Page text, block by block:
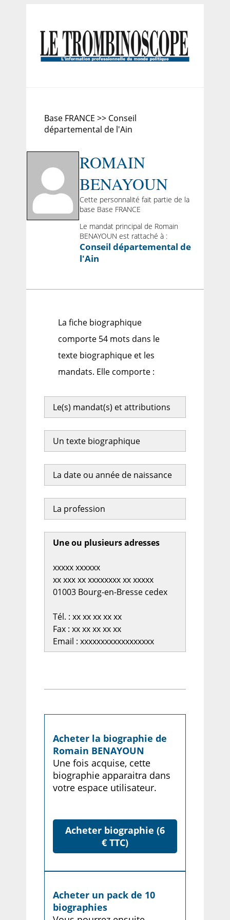
Base FRANCE >> Conseil
départemental de l'Ain
ROMAIN
BENAYOUN
Cette personnalité fait partie de la
base Base FRANCE
Le mandat principal de Romain
BENAYOUN est rattaché à :
Conseil départemental de
l'Ain
La fiche biographique
comporte 54 mots dans le
texte biographique et les
mandats. Elle comporte :
Le(s) mandat(s) et attributions
Un texte biographique
La date ou année de naissance
La profession
Une ou plusieurs adresses
xxxxx xxxxxx
xx xxx xx xxxxxxxx xx xxxxx
01003 Bourg-en-Bresse cedex
Tél. : xx xx xx xx xx
Fax : xx xx xx xx xx
Email : xxxxxxxxxxxxxxxxxx
Acheter la biographie de
Romain BENAYOUN
Une fois acquise, cette
biographie apparaitra dans
votre espace utilisateur.
Acheter biographie (6
€ TTC)
Acheter un pack de 10
biographies